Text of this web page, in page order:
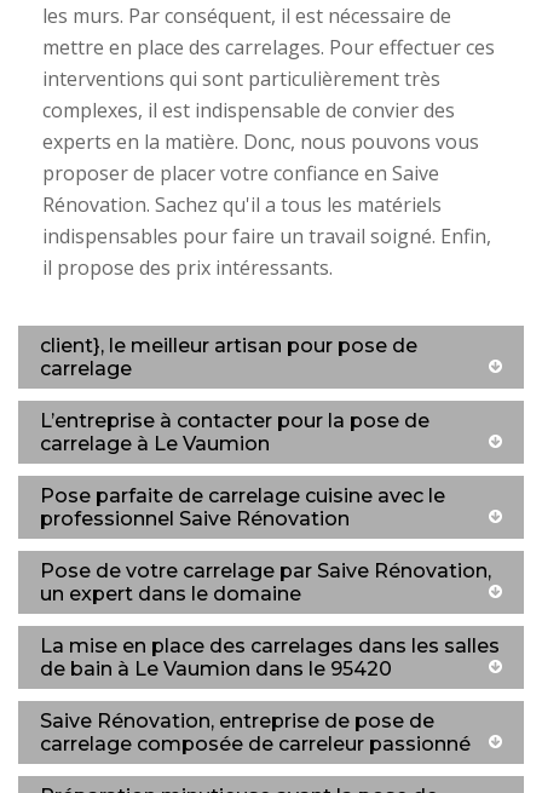
les murs. Par conséquent, il est nécessaire de
mettre en place des carrelages. Pour effectuer ces
interventions qui sont particulièrement très
complexes, il est indispensable de convier des
experts en la matière. Donc, nous pouvons vous
proposer de placer votre confiance en Saive
Rénovation. Sachez qu'il a tous les matériels
indispensables pour faire un travail soigné. Enfin,
il propose des prix intéressants.
client}, le meilleur artisan pour pose de
carrelage
L’entreprise à contacter pour la pose de
carrelage à Le Vaumion
Pose parfaite de carrelage cuisine avec le
professionnel Saive Rénovation
Pose de votre carrelage par Saive Rénovation,
un expert dans le domaine
La mise en place des carrelages dans les salles
de bain à Le Vaumion dans le 95420
Saive Rénovation, entreprise de pose de
carrelage composée de carreleur passionné